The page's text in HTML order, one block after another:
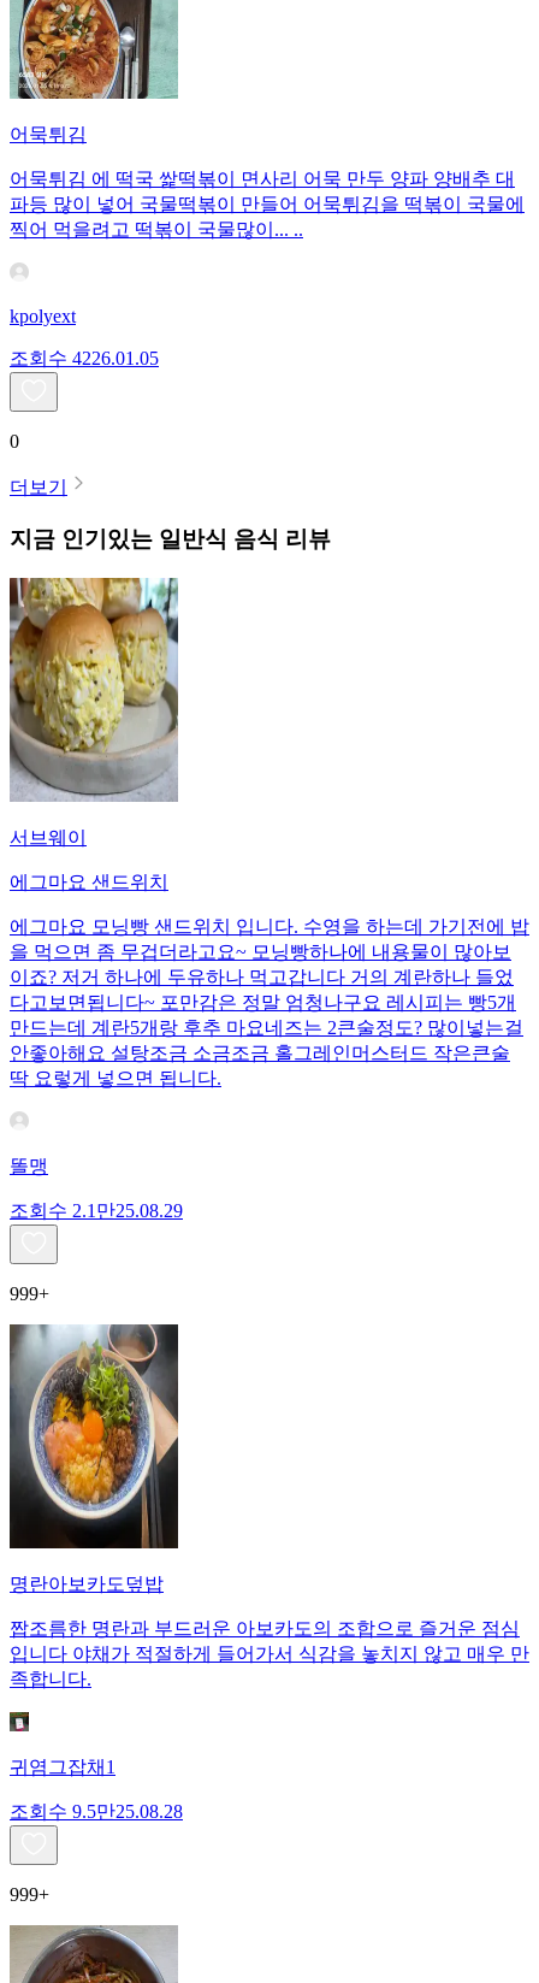
어묵튀김
어묵튀김 에 떡국 쌅떡볶이 면사리 어묵 만두 양파 양배추 대
파등 많이 넣어 국물떡볶이 만들어 어묵튀김을 떡볶이 국물에
찍어 먹을려고 떡볶이 국물많이... ..
kpolyext
조회수 4226.01.05
0
더보기
지금 인기있는 일반식 음식 리뷰
서브웨이
에그마요 샌드위치
에그마요 모닝빵 샌드위치 입니다. 수영을 하는데 가기전에 밥
을 먹으면 좀 무겁더라고요~ 모닝빵하나에 내용물이 많아보
이죠? 저거 하나에 두유하나 먹고갑니다 거의 계란하나 들었
다고보면됩니다~ 포만감은 정말 엄청나구요 레시피는 빵5개
만드는데 계란5개랑 후추 마요네즈는 2큰술정도? 많이넣는걸
안좋아해요 설탕조금 소금조금 홀그레인머스터드 작은큰술
딱 요렇게 넣으면 됩니다.
똘맹
조회수 2.1만25.08.29
999+
명란아보카도덮밥
짭조름한 명란과 부드러운 아보카도의 조합으로 즐거운 점심
입니다 야채가 적절하게 들어가서 식감을 놓치지 않고 매우 만
족합니다.
귀염그잡채1
조회수 9.5만25.08.28
999+